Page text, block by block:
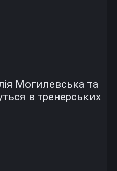
Могилевська та
в тренерських